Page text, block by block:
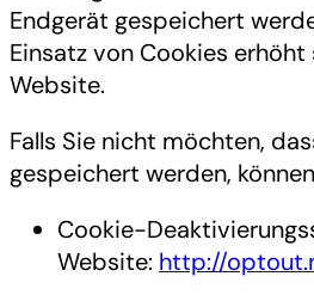
Endgerät gespeichert
Einsatz von Cookies
Website.
Falls Sie nicht möchten,
gespeichert werden,
Cookie-
Website: http://